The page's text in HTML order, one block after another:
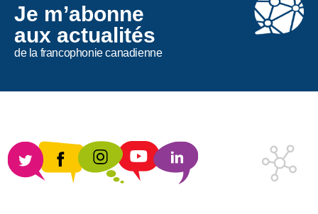
Je m’abonne
aux actualités
de la francophonie canadienne